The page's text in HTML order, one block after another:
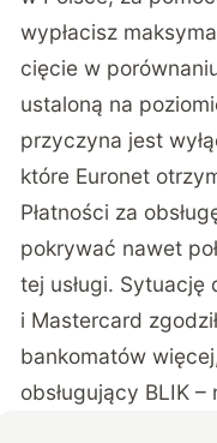
wypłacisz
cięcie w
ustaloną na
przyczyna jest
które Euronet
Płatności za
pokrywać nawet
tej usługi. Sytuację
i Mastercard
bankomatów
obsługujący BLIK –